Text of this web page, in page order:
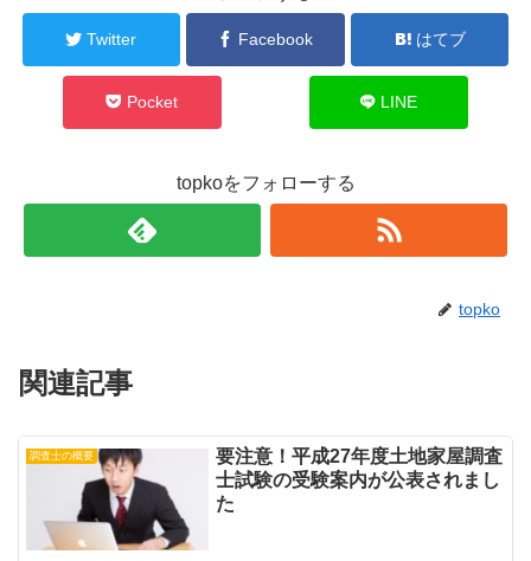
Twitter Facebook はてブ
Pocket LINE
topkoをフォローする
topko
関連記事
調査士の概要
要注意！平成27年度土地家屋調査
士試験の受験案内が公表されまし
た